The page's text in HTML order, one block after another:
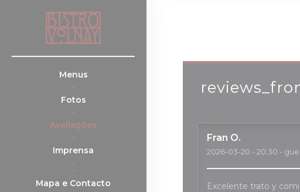
Menus
Fotos
Avaliações
Imprensa
((abre numa nova janela))
Mapa e Contacto
Fran O
2026-03-20 - 20:30 -
Excelente trato y